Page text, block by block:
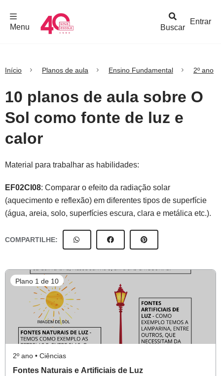
Buscar
Menu
Entrar
Início Planos de aula Ensino Fundamental 2º ano
10 planos de aula sobre O
Sol como fonte de luz e
calor
Material para trabalhar as habilidades:
EF02CI08: Comparar o efeito da radiação solar
(aquecimento e reflexão) em diferentes tipos de superfície
(água, areia, solo, superfícies escura, clara e metálica etc.).
COMPARTILHE:
Plano 1 de 10
2º ano • Ciências
Fontes Naturais e Artificiais de Luz